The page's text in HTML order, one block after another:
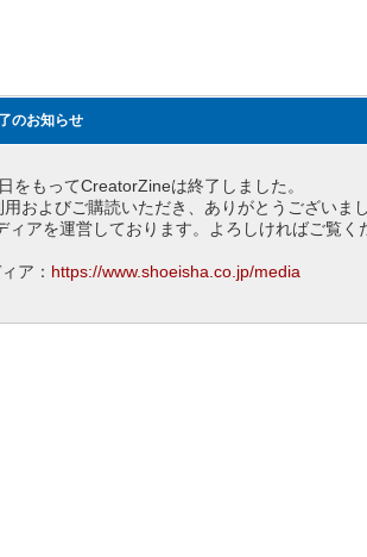
のお知らせ
をもってCreatorZineは終了しました。
およびご購読いただき、ありがとうございまし
アを運営しております。よろしければご覧く
ア： https://www.shoeisha.co.jp/media